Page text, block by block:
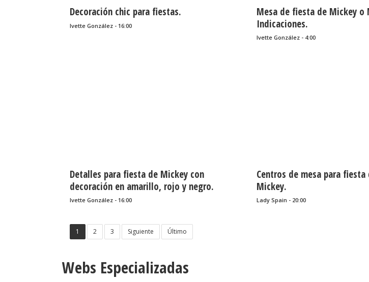
Decoración chic para fiestas.
Ivette González - 16:00
Mesa de fiesta de Mickey o
Indicaciones.
Ivette González - 4:00
Detalles para fiesta de Mickey con
decoración en amarillo, rojo y negro.
Indicaciones.
Ivette González - 16:00
Centros de mesa para fiesta
Mickey.
Lady Spain - 20:00
1 2 3 Siguiente Último
Webs Especializadas